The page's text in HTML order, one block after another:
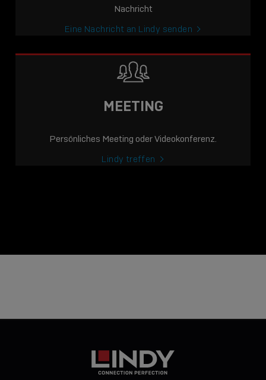
Nachricht
Eine Nachricht an Lindy senden
MEETING
Persönliches Meeting oder Videokonferenz.
Lindy treffen